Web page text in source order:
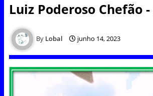
Luiz Poderoso Chefão
Lobal junho 14, 2023